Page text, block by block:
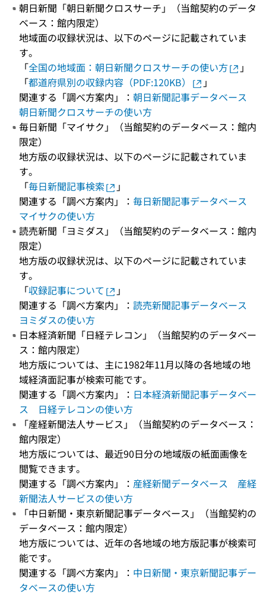
朝日新聞「朝日新聞クロスサーチ」（当館契約のデータ
ベース：館内限定）
地域面の収録状況は、以下のページに記載されていま
す。
「全国の地域面：朝日新聞クロスサーチの使い方
」
「都道府県別の収録内容（PDF:120KB）
」
関連する「調べ方案内」： 朝日新聞記事データベース
朝日新聞クロスサーチの使い方
毎日新聞「マイサク」（当館契約のデータベース：館内
限定）
地方版の収録状況は、以下のページに記載されていま
す。
「毎日新聞記事検索
」
関連する「調べ方案内」： 毎日新聞記事データベース
マイサクの使い方
読売新聞「ヨミダス」（当館契約のデータベース：館内
限定）
地方版の収録状況は、以下のページに記載されていま
す。
「収録記事について
」
関連する「調べ方案内」： 読売新聞記事データベース
ヨミダスの使い方
日本経済新聞「日経テレコン」（当館契約のデータベー
ス：館内限定）
地方版については、主に1982年11月以降の各地域の地
域経済面記事が検索可能です。
関連する「調べ方案内」： 日本経済新聞記事データベー
ス 日経テレコンの使い方
「産経新聞法人サービス」（当館契約のデータベース：
館内限定）
地方版については、最近90日分の地域版の紙面画像を
閲覧できます。
関連する「調べ方案内」： 産経新聞データベース 産経
新聞法人サービスの使い方
「中日新聞・東京新聞記事データベース」（当館契約の
データベース：館内限定）
地方版については、近年の各地域の地方版記事が検索可
能です。
関連する「調べ方案内」： 中日新聞・東京新聞記事デー
タベースの使い方